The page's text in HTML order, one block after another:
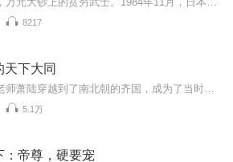
8217
天下大同
5.1万
：帝尊，硬要宠